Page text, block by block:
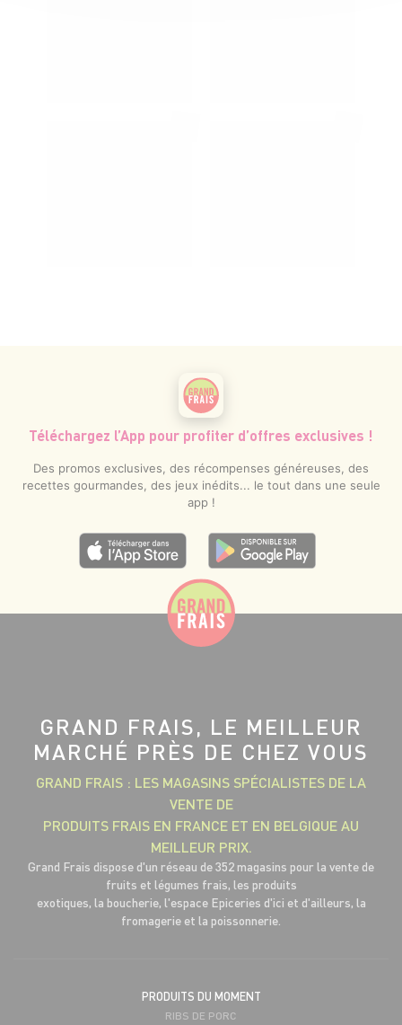
Téléchargez l’App pour profiter d’offres exclusives !
Des promos exclusives, des récompenses généreuses, des
recettes gourmandes, des jeux inédits... le tout dans une seule
app !
GRAND FRAIS, LE MEILLEUR
MARCHÉ PRÈS DE CHEZ VOUS
GRAND FRAIS : LES MAGASINS SPÉCIALISTES DE LA
VENTE DE
PRODUITS FRAIS EN FRANCE ET EN BELGIQUE AU
MEILLEUR PRIX.
Grand Frais dispose d'un réseau de 352 magasins pour la vente de
fruits et légumes frais, les produits
exotiques, la boucherie, l'espace Epiceries d'ici et d'ailleurs, la
fromagerie et la poissonnerie.
PRODUITS DU MOMENT
RIBS DE PORC